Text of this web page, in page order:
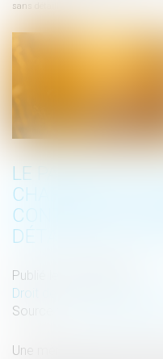
sans détailler chaque dépense !
LE PARENT
CHARGES PEUT
CONTRIBUTION
DÉTAILLER
Publié le :
Droit de la famille, des
Source :
Une mère assigne un